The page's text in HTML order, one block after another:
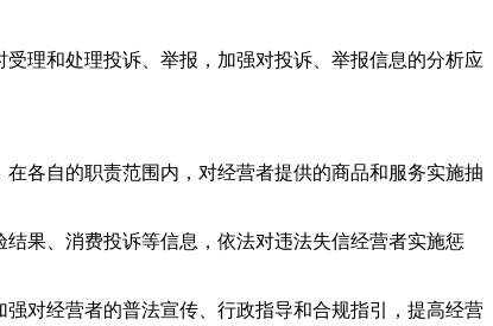
理和处理投诉、举报，加强对投诉、举报信息的分析应
各自的职责范围内，对经营者提供的商品和服务实施抽
果、消费投诉等信息，依法对违法失信经营者实施惩
对经营者的普法宣传、行政指导和合规指引，提高经营